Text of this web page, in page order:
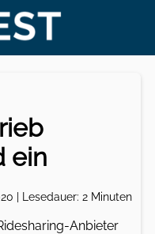
ein
| Lesedauer: 2 Minuten
Anbieter